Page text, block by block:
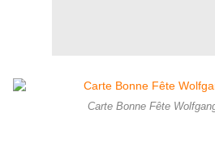
Carte Bonne Fête